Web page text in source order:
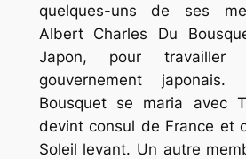
quelques-uns de ses
Albert Charles Du
Japon, pour
gouvernement
Bousquet se maria avec
devint consul de France et
Soleil levant. Un autre